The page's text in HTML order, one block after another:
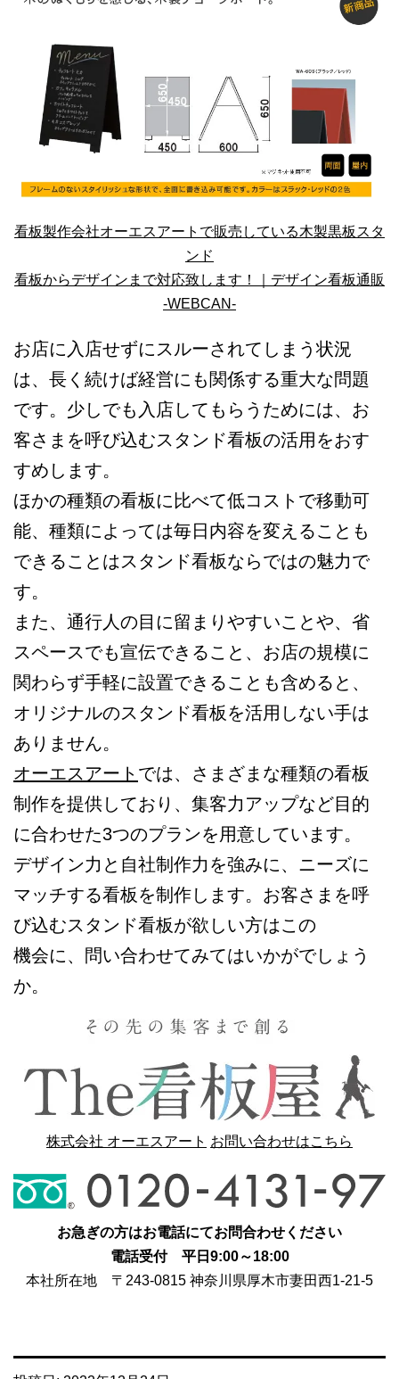
看板製作会社オーエスアートで販売している木製黒板スタ
ンド
看板からデザインまで対応致します！｜デザイン看板通販
-WEBCAN-
お店に入店せずにスルーされてしまう状況
は、長く続けば経営にも関係する重大な問題
です。少しでも入店してもらうためには、お
客さまを呼び込むスタンド看板の活用をおす
すめします。
ほかの種類の看板に比べて低コストで移動可
能、種類によっては毎日内容を変えることも
できることはスタンド看板ならではの魅力で
す。
また、通行人の目に留まりやすいことや、省
スペースでも宣伝できること、お店の規模に
関わらず手軽に設置できることも含めると、
オリジナルのスタンド看板を活用しない手は
ありません。
オーエスアート では、さまざまな種類の看板
制作を提供しており、集客力アップなど目的
に合わせた3つのプランを用意しています。
デザイン力と自社制作力を強みに、ニーズに
マッチする看板を制作します。お客さまを呼
び込むスタンド看板が欲しい方はこの
機会に、問い合わせてみてはいかがでしょう
か。
株式会社 オーエスアート お問い合わせはこちら
お急ぎの方はお電話にてお問合わせください
電話受付 平日9:00～18:00
本社所在地 〒243-0815 神奈川県厚木市妻田西1-21-5